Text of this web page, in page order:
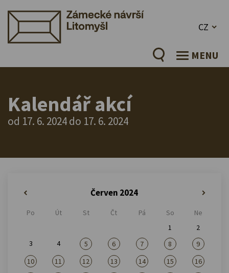
CZ
MENU
Kalendář akcí
od 17. 6. 2024 do 17. 6. 2024
Červen 2024
Po Út St Čt Pá So
Ne
1
2
3
4 5 6 7 8
9
10
11 12 13 14 15
16